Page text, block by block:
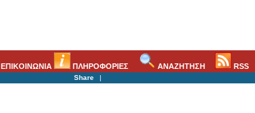
ΕΠΙΚΟΙΝΩΝΙΑ ΠΛΗΡΟΦΟΡΙΕΣ ΑΝΑΖΗΤΗΣΗ RSS
Share |